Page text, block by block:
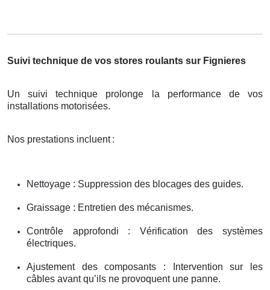
Suivi technique de vos stores roulants sur Fignieres
Un suivi technique prolonge la performance de vos
installations motorisées.
Nos prestations incluent :
Nettoyage : Suppression des blocages des guides.
Graissage : Entretien des mécanismes.
Contrôle approfondi : Vérification des systèmes
électriques.
Ajustement des composants : Intervention sur les
câbles avant qu’ils ne provoquent une panne.